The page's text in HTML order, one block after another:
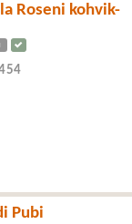
Roseni kohvik-
Pubi